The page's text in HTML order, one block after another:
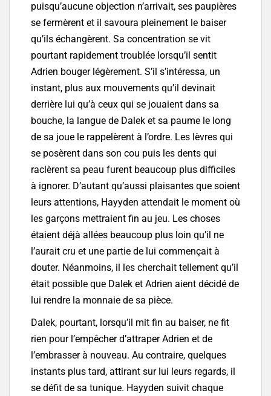
puisqu’aucune objection n’arrivait, ses paupières
se fermèrent et il savoura pleinement le baiser
qu’ils échangèrent. Sa concentration se vit
pourtant rapidement troublée lorsqu’il sentit
Adrien bouger légèrement. S’il s’intéressa, un
instant, plus aux mouvements qu’il devinait
derrière lui qu’à ceux qui se jouaient dans sa
bouche, la langue de Dalek et sa paume le long
de sa joue le rappelèrent à l’ordre. Les lèvres qui
se posèrent dans son cou puis les dents qui
raclèrent sa peau furent beaucoup plus difficiles
à ignorer. D’autant qu’aussi plaisantes que soient
leurs attentions, Hayyden attendait le moment où
les garçons mettraient fin au jeu. Les choses
étaient déjà allées beaucoup plus loin qu’il ne
l’aurait cru et une partie de lui commençait à
douter. Néanmoins, il les cherchait tellement qu’il
était possible que Dalek et Adrien aient décidé de
lui rendre la monnaie de sa pièce.
Dalek, pourtant, lorsqu’il mit fin au baiser, ne fit
rien pour l’empêcher d’attraper Adrien et de
l’embrasser à nouveau. Au contraire, quelques
instants plus tard, attirant sur lui leurs regards, il
se défit de sa tunique. Hayyden suivit chaque